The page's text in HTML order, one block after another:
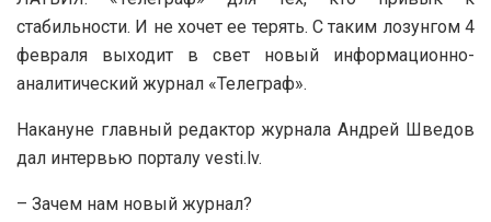
стабильности. И не хочет ее терять. С таким лозунгом 4
февраля выходит в свет новый информационно-
аналитический журнал «Телеграф».
Накануне главный редактор журнала Андрей Шведов
дал интервью порталу vesti.lv.
– Зачем нам новый журнал?